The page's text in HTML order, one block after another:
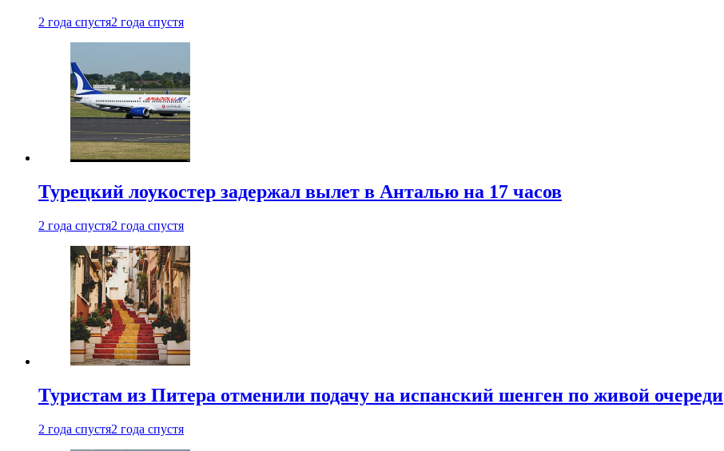
2 года спустя2 года спустя
Турецкий лоукостер задержал вылет в Анталью на 17 часов
2 года спустя2 года спустя
Туристам из Питера отменили подачу на испанский шенген по живой очереди
2 года спустя2 года спустя